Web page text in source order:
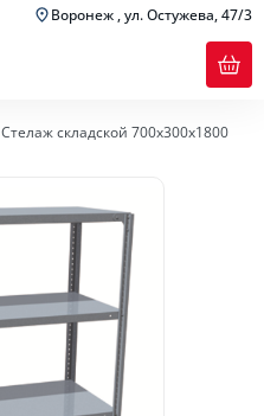
Воронеж , ул. Остужева, 47/3
Стелаж складской 700х300х1800